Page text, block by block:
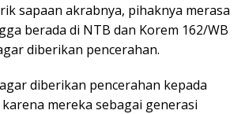
sapaan akrabnya, pihaknya merasa
berada di NTB dan Korem 162/WB
diberikan pencerahan.
diberikan pencerahan kepada
mereka sebagai generasi